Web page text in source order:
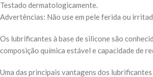
Testado dermatologicamente.
Advertências: Não use em pele ferida ou
Os lubrificantes à base de silicone são
composição química estável e capacidade de
Uma das principais vantagens dos